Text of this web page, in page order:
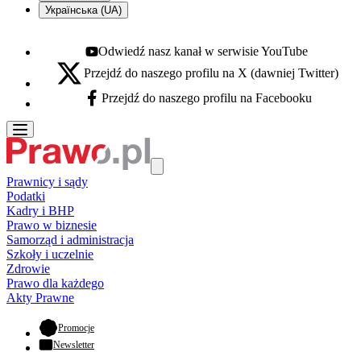
Українська (UA)
Youtube - otwiera się w nowej karcie
Odwiedź nasz kanał w serwisie YouTube
X - otwiera się w nowej karcie
Przejdź do naszego profilu na X (dawniej Twitter)
Facebook - otwiera się w nowej karcie
Przejdź do naszego profilu na Facebooku
Prawnicy i sądy
Podatki
Kadry i BHP
Prawo w biznesie
Samorząd i administracja
Szkoły i uczelnie
Zdrowie
Prawo dla każdego
Akty Prawne
Promocje- otwiera się w nowej karcie
Newsletter